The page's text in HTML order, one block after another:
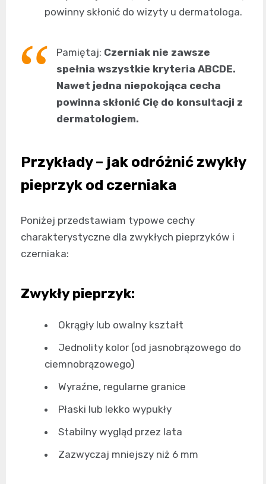
powinny skłonić do wizyty u dermatologa.
Pamiętaj: Czerniak nie zawsze
spełnia wszystkie kryteria ABCDE.
Nawet jedna niepokojąca cecha
powinna skłonić Cię do konsultacji z
dermatologiem.
Przykłady – jak odróżnić zwykły
pieprzyk od czerniaka
Poniżej przedstawiam typowe cechy
charakterystyczne dla zwykłych pieprzyków i
czerniaka:
Zwykły pieprzyk:
Okrągły lub owalny kształt
Jednolity kolor (od jasnobrązowego do
ciemnobrązowego)
Wyraźne, regularne granice
Płaski lub lekko wypukły
Stabilny wygląd przez lata
Zazwyczaj mniejszy niż 6 mm